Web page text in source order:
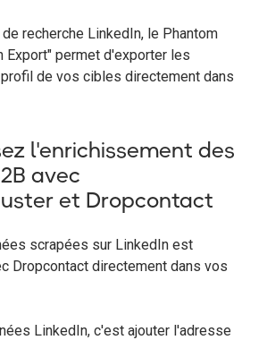
recherche LinkedIn, le Phantom
Export" permet d'exporter les
de vos cibles directement dans
l'enrichissement des
avec
et Dropcontact
scrapées sur LinkedIn est
Dropcontact directement dans vos
LinkedIn, c'est ajouter l'adresse